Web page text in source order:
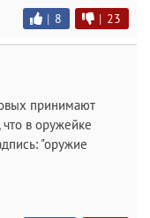
| 8 | 23
принимают
что в оружейке
"оружие